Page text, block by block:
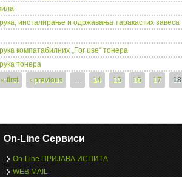
инсталирање и одржавања таракастих завеса
компатабилних „For use“ тонера
тонера
« first ‹ previous … 14 15 16 17 18
On-Line Сервиси
On-Line ПРИЈАВА ИСПИТА
WEB MAIL